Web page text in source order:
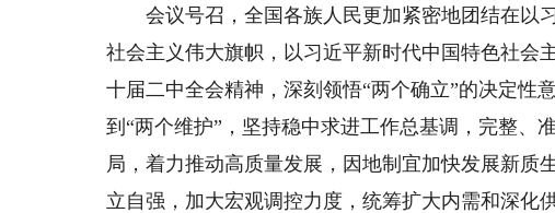
会议号召，全国各族人民更加紧密地团结在以
社会主义伟大旗帜，以习近平新时代中国特色社会
十届二中全会精神，深刻领悟“两个确立”的决定性
到“两个维护”，坚持稳中求进工作总基调，完整、
局，着力推动高质量发展，因地制宜加快发展新质
立自强，加大宏观调控力度，统筹扩大内需和深化